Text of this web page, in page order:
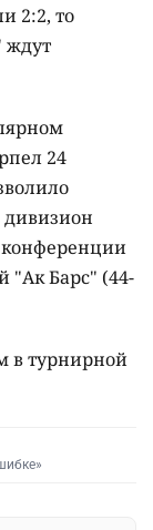
2:2, то
ждут
24
дивизион
конференции
"Ак Барс" (44-
в турнирной